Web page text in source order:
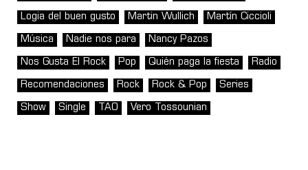
Logia del buen gusto Martin Wullich Martín Ciccioli
Música Nadie nos para Nancy Pazos
Nos Gusta El Rock Pop Quién paga la fiesta Radio
Recomendaciones Rock Rock & Pop Series
Show Single TAO Vero Tossounian